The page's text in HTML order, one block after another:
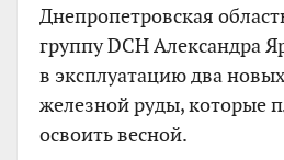
Днепропетровская
группу DCH Александра
в эксплуатацию два
железной руды, которые
освоить весной.